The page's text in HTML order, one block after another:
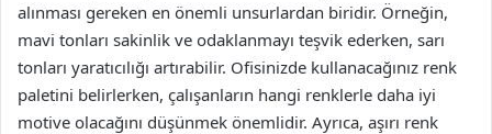
alınması gereken en önemli unsurlardan biridir. Örneğin,
mavi tonları sakinlik ve odaklanmayı teşvik ederken, sarı
tonları yaratıcılığı artırabilir. Ofisinizde kullanacağınız renk
paletini belirlerken, çalışanların hangi renklerle daha iyi
motive olacağını düşünmek önemlidir. Ayrıca, aşırı renk